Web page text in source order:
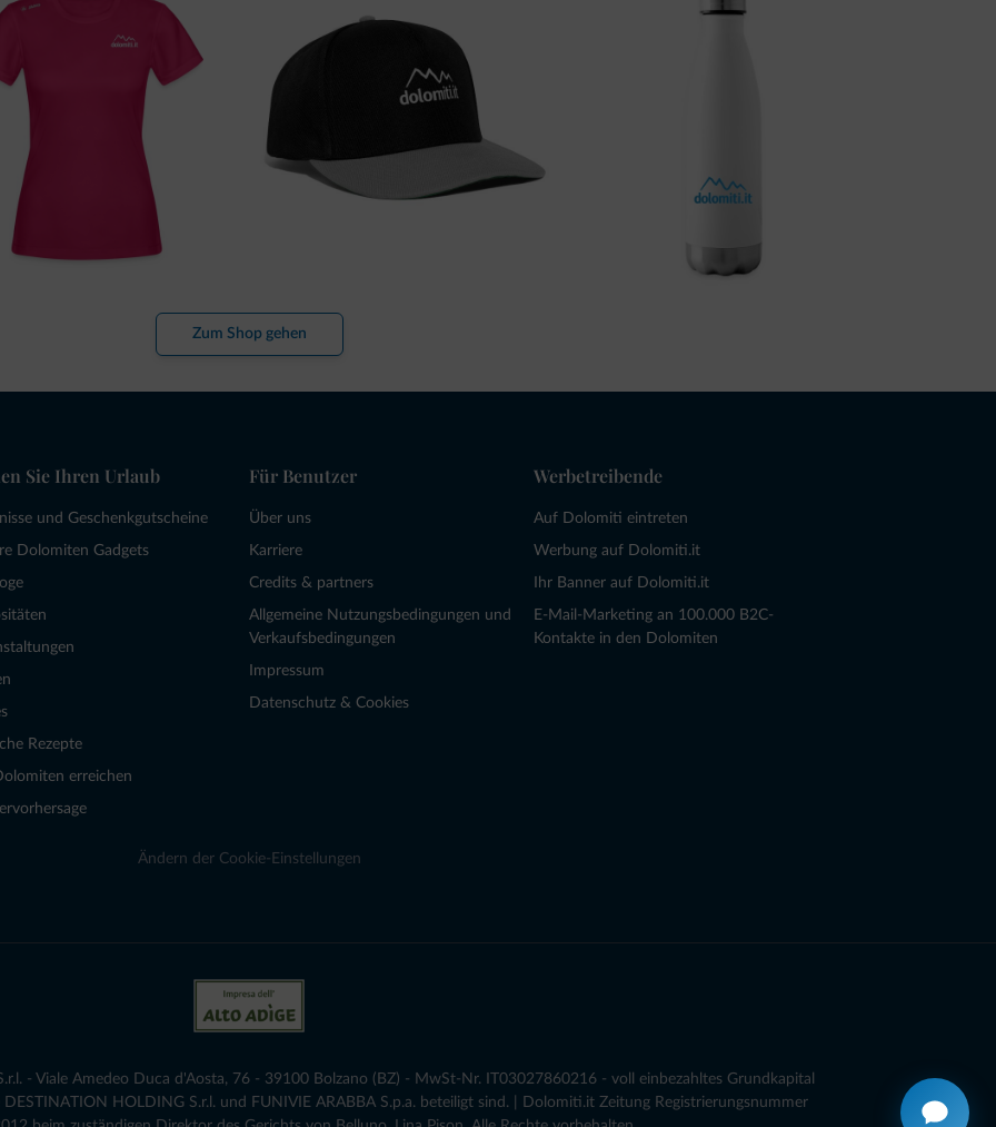
Zum Shop gehen
Sie Ihren Urlaub
und Geschenkgutscheine
Dolomiten Gadgets
Rezepte
erreichen
Für Benutzer
Über uns
Karriere
Credits & partners
Allgemeine Nutzungsbedingungen und
Verkaufsbedingungen
Impressum
Datenschutz & Cookies
Werbetreibende
Auf Dolomiti eintreten
Werbung auf Dolomiti.it
Ihr Banner auf Dolomiti.it
E-Mail-Marketing an 100.000 B2C-
Kontakte in den Dolomiten
Ändern der Cookie-Einstellungen
- Viale Amedeo Duca d'Aosta, 76 - 39100 Bolzano (BZ) - MwSt-Nr. IT03027860216 - voll einbezahltes Grundkapital
HOLDING S.r.l. und FUNIVIE ARABBA S.p.a. beteiligt sind. | Dolomiti.it Zeitung Registrierungsnummer